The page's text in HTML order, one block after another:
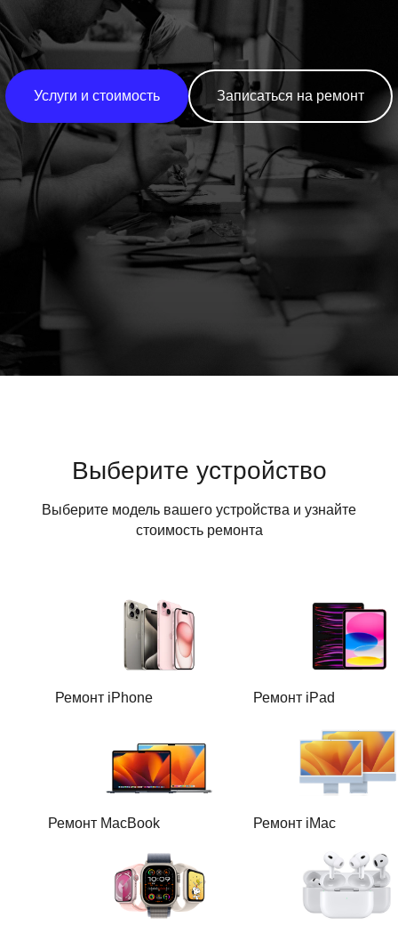
Услуги и стоимость Записаться на ремонт
Выберите устройство
Выберите модель вашего устройства и узнайте
стоимость ремонта
Ремонт iPhone Ремонт iPad
Ремонт MacBook Ремонт iMac